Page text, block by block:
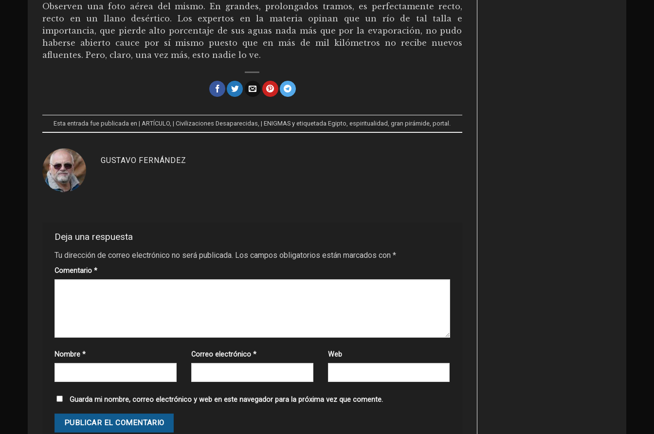
Observen una foto aérea del mismo. En grandes, prolongados tramos, es perfectamente recto,
recto en un llano desértico. Los expertos en la materia opinan que un río de tal talla e
importancia, que pierde alto porcentaje de sus aguas nada más que por la evaporación, no pudo
haberse abierto cauce por sí mismo puesto que en más de mil kilómetros no recibe nuevos
afluentes. Pero, claro, una vez más, esto nadie lo ve.
Esta entrada fue publicada en| ARTÍCULO ,| Civilizaciones Desaparecidas ,| ENIGMAS y etiquetadaEgipto ,espiritualidad ,gran pirámide ,portal
GUSTAVO FERNÁNDEZ
Deja una respuesta
Tu dirección de correo electrónico no será publicada. Los campos obligatorios están marcados con *
Comentario *
Nombre * Correo electrónico * Web
Guarda mi nombre, correo electrónico y web en este navegador para la próxima vez que comente.